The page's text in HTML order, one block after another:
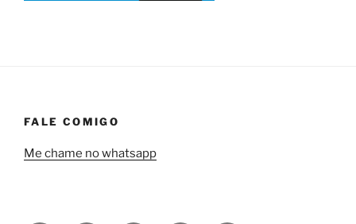
FALE COMIGO
Me chame no whatsapp